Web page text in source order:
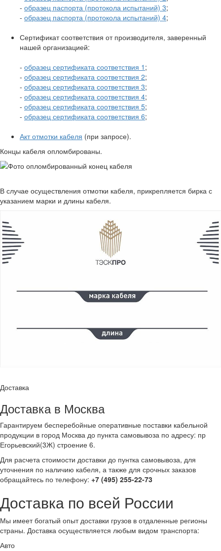
- образец паспорта (протокола испытаний) 3;
- образец паспорта (протокола испытаний) 4;
Сертификат соответствия от производителя, заверенный
нашей организацией:
- образец сертификата соответствия 1 ;
- образец сертификата соответствия 2;
- образец сертификата соответствия 3;
- образец сертификата соответствия 4;
- образец сертификата соответствия 5;
- образец сертификата соответствия 6;
Акт отмотки кабеля (при запросе).
Концы кабеля опломбированы.
В случае осуществления отмотки кабеля, прикрепляется бирка с
указанием марки и длины кабеля.
Доставка
Доставка в Москва
Гарантируем бесперебойные оперативные поставки кабельной
продукции в город Москва до пункта самовывоза по адресу: пр
Егорьевский(3Ж) строение 6.
Для расчета стоимости доставки до пунтка самовывоза, для
уточнения по наличию кабеля, а также для срочных заказов
обращайтесь по телефону: +7 (495) 255-22-73
Доставка по всей России
Мы имеет богатый опыт доставки грузов в отдаленные регионы
страны. Доставка осуществляется любым видом транспорта:
Авто